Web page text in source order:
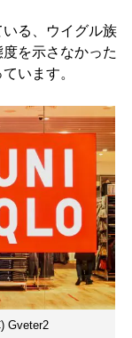
る、ウイグル族
を示さなかった
います。
Gveter2